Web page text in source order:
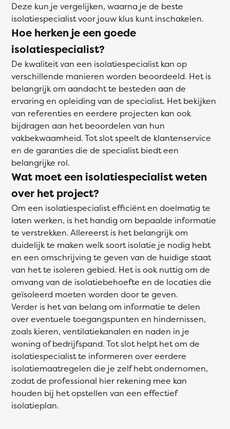
Deze kun je vergelijken, waarna je de beste
isolatiespecialist voor jouw klus kunt inschakelen.
Hoe herken je een goede
isolatiespecialist?
De kwaliteit van een isolatiespecialist kan op
verschillende manieren worden beoordeeld. Het is
belangrijk om aandacht te besteden aan de
ervaring en opleiding van de specialist. Het bekijken
van referenties en eerdere projecten kan ook
bijdragen aan het beoordelen van hun
vakbekwaamheid. Tot slot speelt de klantenservice
en de garanties die de specialist biedt een
belangrijke rol.
Wat moet een isolatiespecialist weten
over het project?
Om een isolatiespecialist efficiënt en doelmatig te
laten werken, is het handig om bepaalde informatie
te verstrekken. Allereerst is het belangrijk om
duidelijk te maken welk soort isolatie je nodig hebt
en een omschrijving te geven van de huidige staat
van het te isoleren gebied. Het is ook nuttig om de
omvang van de isolatiebehoefte en de locaties die
geïsoleerd moeten worden door te geven.
Verder is het van belang om informatie te delen
over eventuele toegangspunten en hindernissen,
zoals kieren, ventilatiekanalen en naden in je
woning of bedrijfspand. Tot slot helpt het om de
isolatiespecialist te informeren over eerdere
isolatiemaatregelen die je zelf hebt ondernomen,
zodat de professional hier rekening mee kan
houden bij het opstellen van een effectief
isolatieplan.